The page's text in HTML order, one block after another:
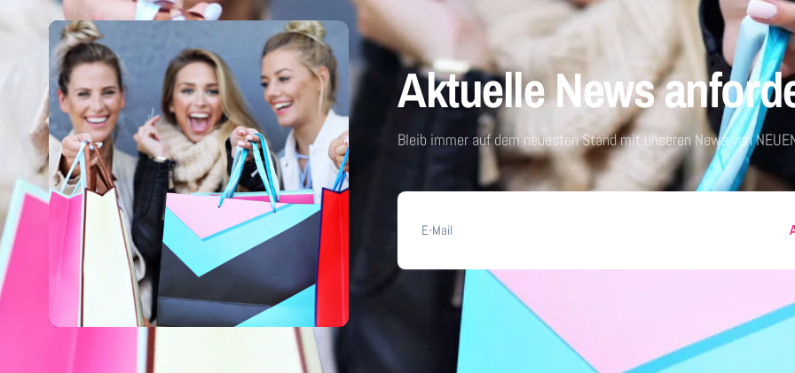
Aktuelle News
Bleib immer auf dem neuesten Stand mit unseren News von
E-